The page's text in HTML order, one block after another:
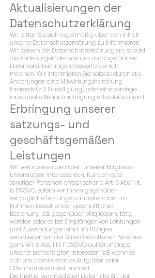
Aktualisierungen der
Datenschutzerklärung
Wir bitten Sie sich regelmäßig über den Inhalt
unserer Datenschutzerklärung zu informieren.
Wir passen die Datenschutzerklärung an, sobald
die Änderungen der von uns durchgeführten
Datenverarbeitungen dies erforderlich
machen. Wir informieren Sie, sobald durch die
Änderungen eine Mitwirkungshandlung
Ihrerseits (z.B. Einwilligung) oder eine sonstige
individuelle Benachrichtigung erforderlich wird.
Erbringung unserer
satzungs- und
geschäftsgemäßen
Leistungen
Wir verarbeiten die Daten unserer Mitglieder,
Unterstützer, Interessenten, Kunden oder
sonstiger Personen entsprechend Art. 6 Abs. 1 lit.
b. DSGVO, sofern wir ihnen gegenüber
vertragliche Leistungen anbieten oder im
Rahmen bestehender geschäftlicher
Beziehung, z.B. gegenüber Mitgliedern, tätig
werden oder selbst Empfänger von Leistungen
und Zuwendungen sind. Im Übrigen
verarbeiten wir die Daten betroffener Personen
gem. Art. 6 Abs. 1 lit. f. DSGVO auf Grundlage
unserer berechtigten Interessen, z.B. wenn es
sich um administrative Aufgaben oder
Öffentlichkeitsarbeit handelt.
Die hierbei verarbeiteten Daten, die Art, der